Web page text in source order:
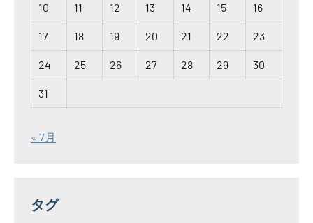
10 11 12 13 14 15 16
17 18 19 20 21 22 23
24 25 26 27 28 29 30
31
« 7月
タグ